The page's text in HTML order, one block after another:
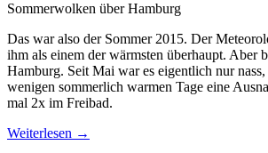
Sommerwolken über Hamburg
Das war also der Sommer 2015. Der
ihm als einem der wärmsten überhaupt. Aber
Hamburg. Seit Mai war es eigentlich nur
wenigen sommerlich warmen Tage eine
mal 2x im Freibad.
Weiterlesen →